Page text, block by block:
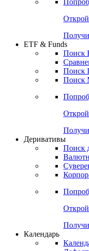
Кредиты
Поиск
ETF & Funds
Поиск
Поиск
Деривативы
Поиск